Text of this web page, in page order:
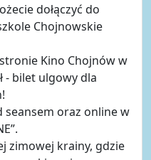
dołączyć do
Chojnowskie
Kino Chojnów w
- bilet ulgowy dla
seansem oraz online w
zimowej krainy, gdzie